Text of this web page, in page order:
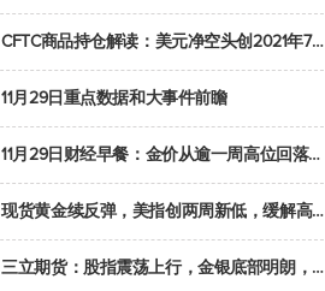
CFTC商品持仓解读：美元净空头创2021年7月以来最大，黄金期货投机性净多头头寸减少
11月29日重点数据和大事件前瞻
11月29日财经早餐：金价从逾一周高位回落，美联储官员重申鹰派立场推动美元回升
现货黄金续反弹，美指创两周新低，缓解高通胀美国须治本
三立期货：股指震荡上行，金银底部明朗，原油偏弱走势(20221128收评)